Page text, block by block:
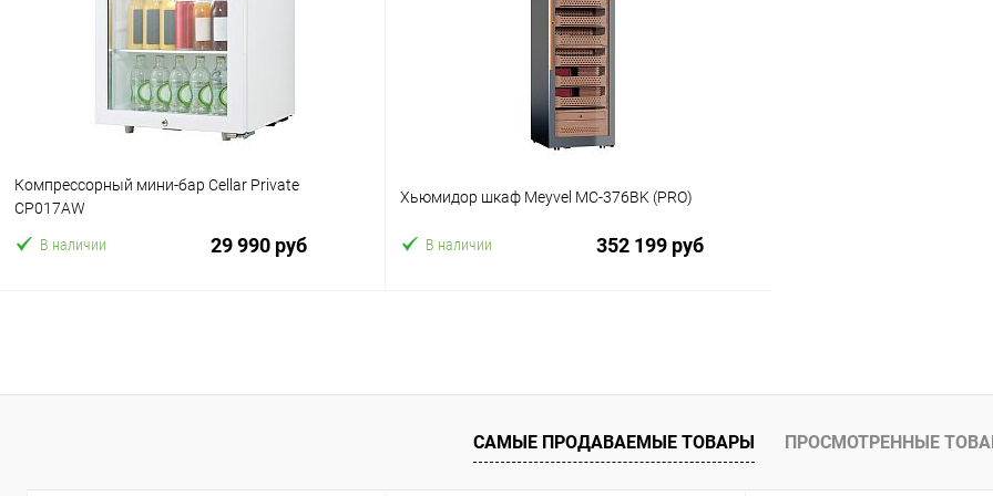
Купить в 1 клик
В избранное
Компрессорный мини-бар Cellar Private
CP017AW
В наличии 29 990 руб
Купить в 1 клик Сравнение
Хьюмидор шкаф Meyvel MC-376BK (PRO)
В наличии 352 199 руб
Купить в 1 клик Сравнение
САМЫЕ ПРОДАВАЕМЫЕ ТОВАРЫ ПРОСМОТРЕННЫЕ